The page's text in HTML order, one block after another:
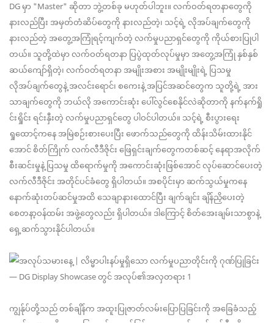
DG မှာ "Master" ဆိုတာ ဘွဲ့တစ်ခု မဟုတ်ပါဘူး။ လက်ဝတ်ရတနာတွေကို
နားလည်ပြီး အမှတ်တံဆိပ်တွေကို နားလည်တဲ့၊ သင့်ရဲ့ လိုအပ်ချက်တွေကို
နားလည်တဲ့ အတွေ့အကြုံရင့်ကျက်တဲ့ လက်မှုပညာရှင်တွေကို ကိုယ်စားပြုပါ
တယ်။ သူတို့ထဲမှာ လက်ဝတ်ရတနာ ပြပွဲထုတ်လုပ်မှုမှာ အတွေ့အကြုံ နှစ်နှစ်
ဆယ်ကျော်ရှိတဲ့၊ လက်ဝတ်ရတနာ အမျိုးအစား အမျိုးမျိုးရဲ့ ပြသမှု
လိုအပ်ချက်တွေနဲ့ အလင်းရောင်၊ စကေးနဲ့ အပြင်အဆင်တွေက သူတို့ရဲ့ အား
သာချက်တွေကို ဘယ်လို အကောင်းဆုံး ပေါ်လွင်စေနိုင်လဲဆိုတာကို နက်နက်ရှို
င်းရှိုင်း ရင်းနှီးတဲ့ လက်မှုပညာရှင်တွေ ပါဝင်ပါတယ်။ သင့်ရဲ့ စီးပွားရေး
ရှုထောင့်ကနေ အမြဲစဉ်းစားပေးပြီး ဖောက်သည်တွေကို ထိန်းသိမ်းထားနိုင်
အောင် စိတ်ကြိုက် လက်လီဒီဇိုင်း ဖြေရှင်းချက်တွေကတစ်ဆင့် နေရာအလိုက်
စီးဆင်းမှုနဲ့ ပြသမှု ထိရောက်မှုကို အကောင်းဆုံးဖြစ်အောင် လုပ်ဆောင်ပေးတဲ့
လက်လီဒီဇိုင်း အတိုင်ပင်ခံတွေ ရှိပါတယ်။ အစပိုင်းမှာ ဆက်သွယ်မှုကနေ
နောက်ဆုံးတပ်ဆင်မှုအထိ သေချာနားထောင်ပြီး ချက်ချင်း ချိန်ညှိပေးတဲ့
စေတနာ့ဝန်ထမ်း အဖွဲ့တွေလည်း ရှိပါတယ်။ ဒါကြောင့် စိတ်အေးချမ်းသာစွာနဲ့
ရှေ့ဆက်သွားနိုင်ပါတယ်။
ကျွန်ုပ်တို့သည် တစ်ချိန်က အထူးပြုဇာတ်လမ်းပြောပြခြင်းကို အခြေခံသည့်